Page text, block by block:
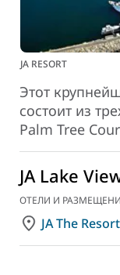
JA RESORT
Этот
состоит из
Palm Tree
JA Lake
ОТЕЛИ И
JA The